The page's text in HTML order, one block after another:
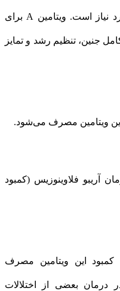
كه برای تطبیق بینایی در تاریكی مورد نیاز است. ویتامین A برای
جنین، تنظیم رشد و تمایز
ویتامین مصرف می‌شود.
آریبو فلاوینوزیس (کمبود
كمبود این ویتامین مصرف
درمان بعضی از اختلالات